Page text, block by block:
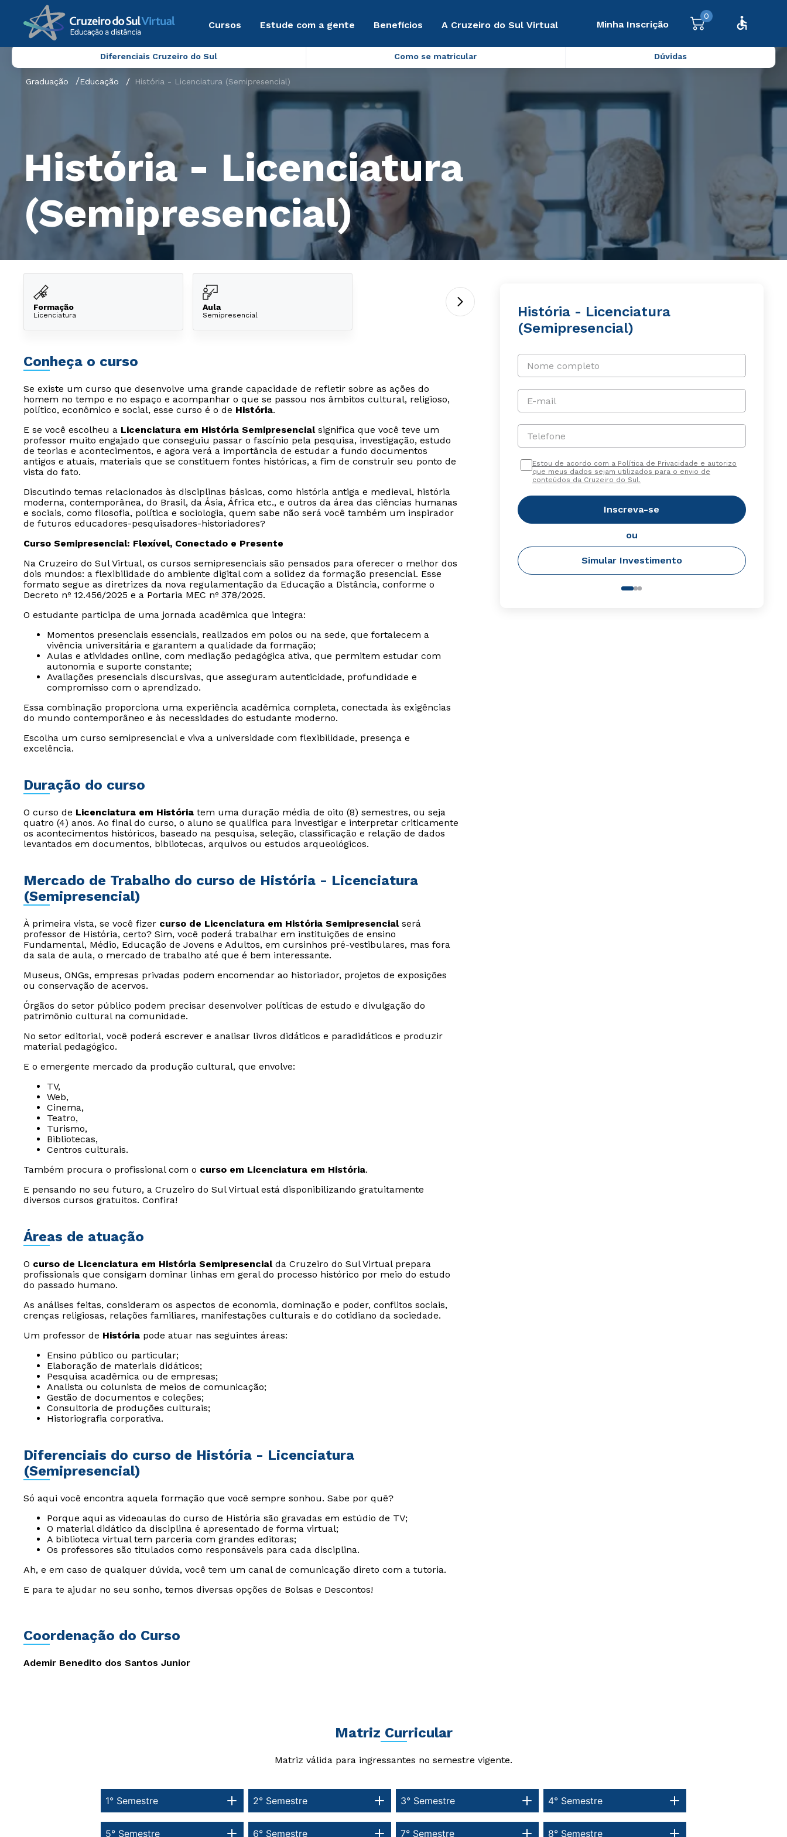
Cursos Estude com a gente Benefícios A Cruzeiro do Sul Virtual Minha Inscrição
0
Diferenciais Cruzeiro do Sul Como se matricular Dúvidas
Graduação Educação História - Licenciatura (Semipresencial)
História - Licenciatura
(Semipresencial)
Formação
Licenciatura
Aula
Semipresencial
Conheça o curso
Se existe um curso que desenvolve uma grande capacidade de refletir sobre as ações do
homem no tempo e no espaço e acompanhar o que se passou nos âmbitos cultural, religioso,
político, econômico e social, esse curso é o de História.
E se você escolheu a Licenciatura em História Semipresencialsignifica que você teve um
professor muito engajado que conseguiu passar o fascínio pela pesquisa, investigação, estudo
de teorias e acontecimentos, e agora verá a importância de estudar a fundo documentos
antigos e atuais, materiais que se constituem fontes históricas, a fim de construir seu ponto de
vista do fato.
Discutindo temas relacionados às disciplinas básicas, como história antiga e medieval, história
moderna, contemporânea, do Brasil, da Ásia, África etc., e outros da área das ciências humanas
e sociais, como filosofia, política e sociologia, quem sabe não será você também um inspirador
de futuros educadores-pesquisadores-historiadores?
Curso Semipresencial: Flexível, Conectado e Presente
Na Cruzeiro do Sul Virtual, os cursos semipresenciais são pensados para oferecer o melhor dos
dois mundos: a flexibilidade do ambiente digital com a solidez da formação presencial. Esse
formato segue as diretrizes da nova regulamentação da Educação a Distância, conforme o
Decreto nº 12.456/2025 e a Portaria MEC nº 378/2025.
O estudante participa de uma jornada acadêmica que integra:
Momentos presenciais essenciais, realizados em polos ou na sede, que fortalecem a
vivência universitária e garantem a qualidade da formação;
Aulas e atividades online, com mediação pedagógica ativa, que permitem estudar com
autonomia e suporte constante;
Avaliações presenciais discursivas, que asseguram autenticidade, profundidade e
compromisso com o aprendizado.
Essa combinação proporciona uma experiência acadêmica completa, conectada às exigências
do mundo contemporâneo e às necessidades do estudante moderno.
Escolha um curso semipresencial e viva a universidade com flexibilidade, presença e
excelência.
Duração do curso
O curso de Licenciatura em História tem uma duração média de oito (8) semestres, ou seja
quatro (4) anos. Ao final do curso, o aluno se qualifica para investigar e interpretar criticamente
os acontecimentos históricos, baseado na pesquisa, seleção, classificação e relação de dados
levantados em documentos, bibliotecas, arquivos ou estudos arqueológicos.
Mercado de Trabalho do curso de História - Licenciatura
(Semipresencial)
À primeira vista, se você fizer curso de Licenciatura em História Semipresencialserá
professor de História, certo? Sim, você poderá trabalhar em instituições de ensino
Fundamental, Médio, Educação de Jovens e Adultos, em cursinhos pré-vestibulares, mas fora
da sala de aula, o mercado de trabalho até que é bem interessante.
Museus, ONGs, empresas privadas podem encomendar ao historiador, projetos de exposições
ou conservação de acervos.
Órgãos do setor público podem precisar desenvolver políticas de estudo e divulgação do
patrimônio cultural na comunidade.
No setor editorial, você poderá escrever e analisar livros didáticos e paradidáticos e produzir
material pedagógico.
E o emergente mercado da produção cultural, que envolve:
TV,
Web,
Cinema,
Teatro,
Turismo,
Bibliotecas,
Centros culturais.
Também procura o profissional com o curso em Licenciatura em História.
E pensando no seu futuro, a Cruzeiro do Sul Virtual está disponibilizando gratuitamente
diversos cursos gratuitos. Confira!
Áreas de atuação
O curso de Licenciatura em História Semipresencialda Cruzeiro do Sul Virtual prepara
profissionais que consigam dominar linhas em geral do processo histórico por meio do estudo
do passado humano.
As análises feitas, consideram os aspectos de economia, dominação e poder, conflitos sociais,
crenças religiosas, relações familiares, manifestações culturais e do cotidiano da sociedade.
Um professor de História pode atuar nas seguintes áreas:
Ensino público ou particular;
Elaboração de materiais didáticos;
Pesquisa acadêmica ou de empresas;
Analista ou colunista de meios de comunicação;
Gestão de documentos e coleções;
Consultoria de produções culturais;
Historiografia corporativa.
Diferenciais do curso de História - Licenciatura
(Semipresencial)
Só aqui você encontra aquela formação que você sempre sonhou. Sabe por quê?
Porque aqui as videoaulas do curso de História são gravadas em estúdio de TV;
O material didático da disciplina é apresentado de forma virtual;
A biblioteca virtual tem parceria com grandes editoras;
Os professores são titulados como responsáveis para cada disciplina.
Ah, e em caso de qualquer dúvida, você tem um canal de comunicação direto com a tutoria.
E para te ajudar no seu sonho, temos diversas opções de Bolsas e Descontos!
Coordenação do Curso
Ademir Benedito dos Santos Junior
História - Licenciatura
(Semipresencial)
Nome completo
E-mail
Telefone
Estou de acordo com a Política de Privacidade e autorizo
que meus dados sejam utilizados para o envio de
conteúdos da Cruzeiro do Sul.
Inscreva-se
ou
Simular Investimento
Matriz Curricular
Matriz válida para ingressantes no semestre vigente.
1° Semestre
8° Semestre
7° Semestre
6° Semestre
5° Semestre
4° Semestre
3° Semestre
2° Semestre
WhatsApp
ou
WhatsApp
ou